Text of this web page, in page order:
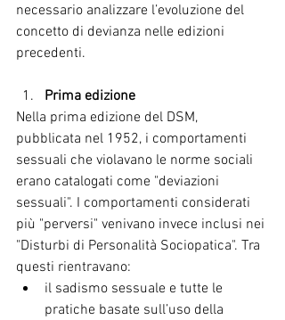
necessario analizzare l’evoluzione del
concetto di devianza nelle edizioni
precedenti.
Prima edizione
Nella prima edizione del DSM,
pubblicata nel 1952, i comportamenti
sessuali che violavano le norme sociali
erano catalogati come "deviazioni
sessuali". I comportamenti considerati
più "perversi" venivano invece inclusi nei
"Disturbi di Personalità Sociopatica". Tra
questi rientravano:
il sadismo sessuale e tutte le
pratiche basate sull’uso della